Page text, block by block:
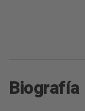
Biografía